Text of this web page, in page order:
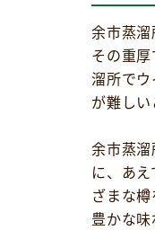
余市蒸
その重
溜所で
が難し
余市蒸
に、あ
ざまな
豊かな味